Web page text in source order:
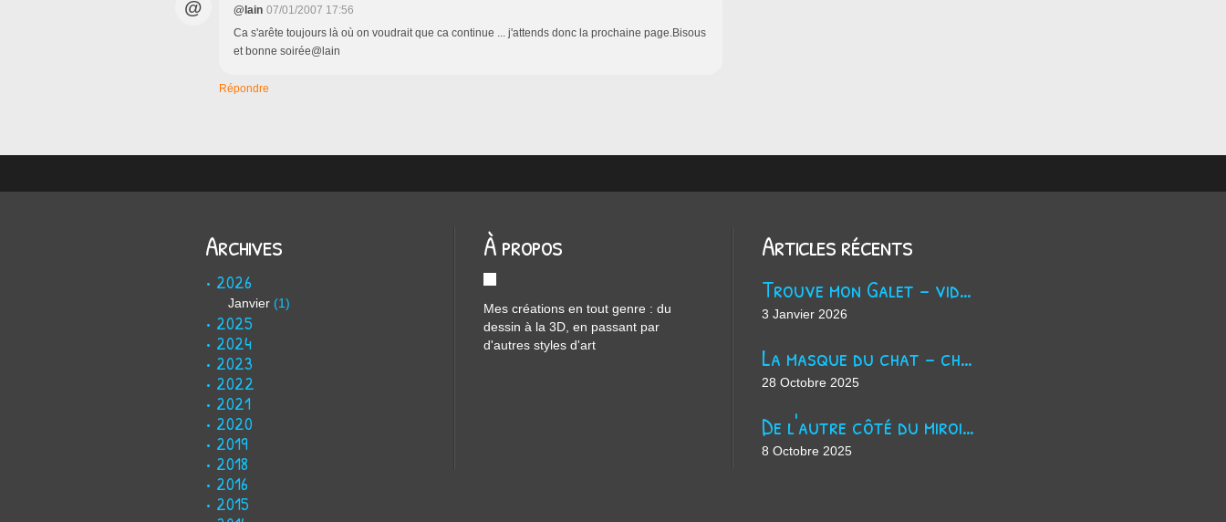
@ @lain 07/01/2007 17:56
Ca s'arête toujours là où on voudrait que ca continue ... j'attends donc la prochaine page.Bisous
et bonne soirée@lain
Répondre
Archives
2026
Janvier (1)
2025
2024
2023
2022
2021
2020
2019
2018
2016
2015
À propos
Mes créations en tout genre : du
dessin à la 3D, en passant par
d'autres styles d'art
Articles récents
Trouve mon Galet - vidéo Youtube
3 Janvier 2026
La masque du chat - chanson d'Halloween
28 Octobre 2025
De l'autre côté du miroir - chanson suno ai
8 Octobre 2025